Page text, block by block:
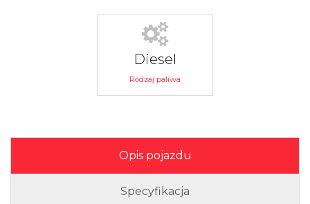
Diesel
Rodzaj paliwa
Opis pojazdu
Specyfikacja